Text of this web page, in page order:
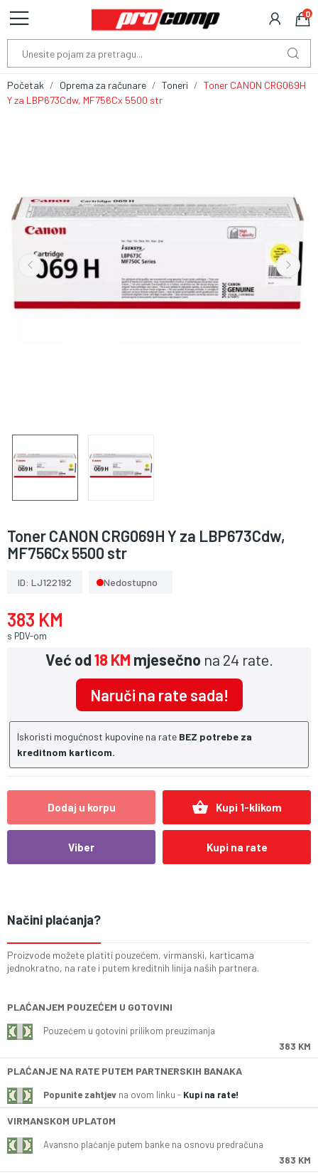
0
Početak Oprema za računare Toneri
Toner CANON CRG069H
Y za LBP673Cdw, MF756Cx 5500 str
Toner CANON CRG069H Y za LBP673Cdw,
MF756Cx 5500 str
ID: LJ122192 Nedostupno
383 KM
s PDV-om
Već od18 KM mjesečno na 24 rate.
Naruči na rate sada!
Iskoristi mogućnost kupovine na rate BEZ potrebe za
kreditnom karticom.
Dodaj u korpu shopping_basket Kupi 1-klikom
Viber Kupi na rate
Načini plaćanja?
Proizvode možete platiti pouzećem, virmanski, karticama
jednokratno, na rate i putem kreditnih linija naših partnera.
PLAĆANJEM POUZEĆEM U GOTOVINI
Pouzećem u gotovini prilikom preuzimanja
383 KM
PLAĆANJE NA RATE PUTEM PARTNERSKIH BANAKA
Popunite zahtjev na ovom linku - Kupi na rate!
VIRMANSKOM UPLATOM
Avansno plaćanje putem banke na osnovu predračuna
383 KM